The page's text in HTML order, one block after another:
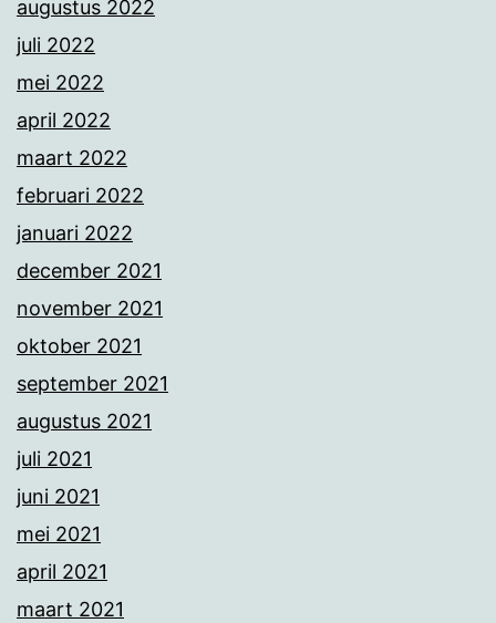
augustus 2022
juli 2022
mei 2022
april 2022
maart 2022
februari 2022
januari 2022
december 2021
november 2021
oktober 2021
september 2021
augustus 2021
juli 2021
juni 2021
mei 2021
april 2021
maart 2021